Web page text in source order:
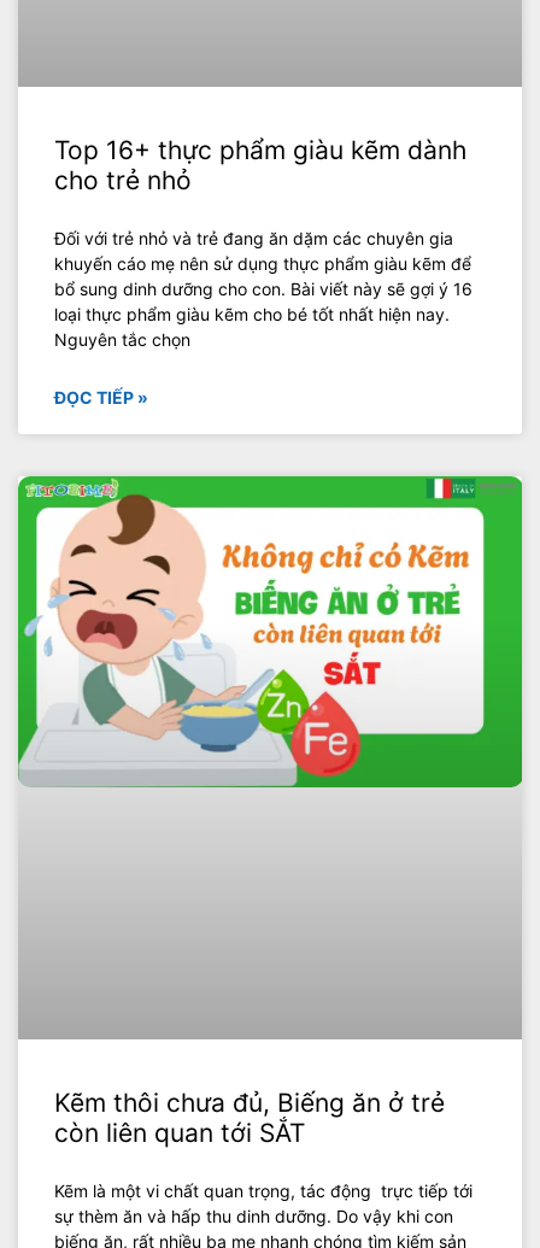
Top 16+ thực phẩm giàu kẽm dành
cho trẻ nhỏ
Đối với trẻ nhỏ và trẻ đang ăn dặm các chuyên gia
khuyến cáo mẹ nên sử dụng thực phẩm giàu kẽm để
bổ sung dinh dưỡng cho con. Bài viết này sẽ gợi ý 16
loại thực phẩm giàu kẽm cho bé tốt nhất hiện nay.
Nguyên tắc chọn
ĐỌC TIẾP »
Kẽm thôi chưa đủ, Biếng ăn ở trẻ
còn liên quan tới SẮT
Kẽm là một vi chất quan trọng, tác động trực tiếp tới
sự thèm ăn và hấp thu dinh dưỡng. Do vậy khi con
biếng ăn, rất nhiều ba mẹ nhanh chóng tìm kiếm sản